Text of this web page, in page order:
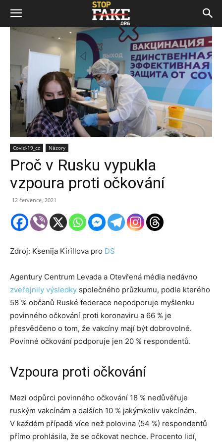
Covid-19_cz Názory
Proč v Rusku vypukla
vzpoura proti očkování
12 července, 2021
Zdroj: Ksenija Kirillova pro DS
Agentury Centrum Levada a Otevřená média nedávno
zveřejnily výsledky společného průzkumu, podle kterého
58 % občanů Ruské federace nepodporuje myšlenku
povinného očkování proti koronaviru a 66 % je
přesvědčeno o tom, že vakcíny mají být dobrovolné.
Povinné očkování podporuje jen 20 % respondentů.
Vzpoura proti očkování
Mezi odpůrci povinného očkování 18 % nedůvěřuje
ruským vakcínám a dalších 10 % jakýmkoliv vakcínám.
V každém případě více než polovina (54 %) respondentů
přímo prohlásila, že se očkovat nechce. Procento lidí,